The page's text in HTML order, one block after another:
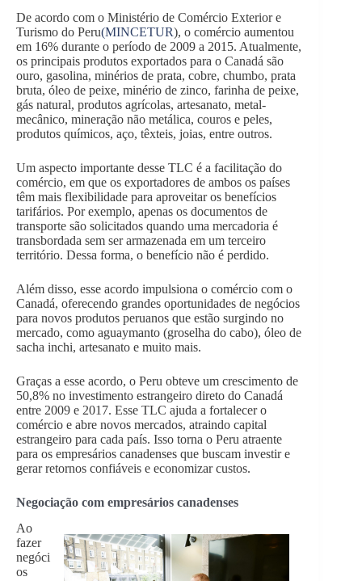
De acordo com o Ministério de Comércio Exterior e
Turismo do Peru(MINCETUR), o comércio aumentou
em 16% durante o período de 2009 a 2015. Atualmente,
os principais produtos exportados para o Canadá são
ouro, gasolina, minérios de prata, cobre, chumbo, prata
bruta, óleo de peixe, minério de zinco, farinha de peixe,
gás natural, produtos agrícolas, artesanato, metal-
mecânico, mineração não metálica, couros e peles,
produtos químicos, aço, têxteis, joias, entre outros.
Um aspecto importante desse TLC é a facilitação do
comércio, em que os exportadores de ambos os países
têm mais flexibilidade para aproveitar os benefícios
tarifários. Por exemplo, apenas os documentos de
transporte são solicitados quando uma mercadoria é
transbordada sem ser armazenada em um terceiro
território. Dessa forma, o benefício não é perdido.
Além disso, esse acordo impulsiona o comércio com o
Canadá, oferecendo grandes oportunidades de negócios
para novos produtos peruanos que estão surgindo no
mercado, como aguaymanto (groselha do cabo), óleo de
sacha inchi, artesanato e muito mais.
Graças a esse acordo, o Peru obteve um crescimento de
50,8% no investimento estrangeiro direto do Canadá
entre 2009 e 2017. Esse TLC ajuda a fortalecer o
comércio e abre novos mercados, atraindo capital
estrangeiro para cada país. Isso torna o Peru atraente
para os empresários canadenses que buscam investir e
gerar retornos confiáveis e economizar custos.
Negociação com empresários canadenses
Ao
fazer
negóci
os